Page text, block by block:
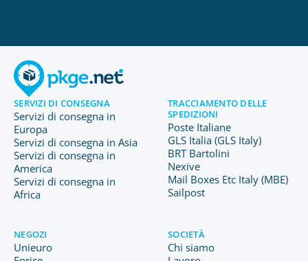
SERVIZI DI CONSEGNA
Servizi di consegna in
Europa
Servizi di consegna in Asia
Servizi di consegna in
America
Servizi di consegna in
Africa
TRACCIAMENTO DELLE
SPEDIZIONI
Poste Italiane
GLS Italia (GLS Italy)
BRT Bartolini
Nexive
Mail Boxes Etc Italy (MBE)
Sailpost
NEGOZI
Unieuro
SOCIETÀ
Chi siamo